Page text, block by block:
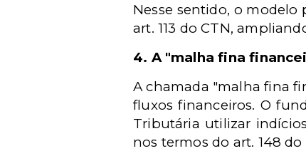
Nesse sentido, o
art. 113 do CTN,
4. A "malha fina
A chamada "malha fina
fluxos financeiros. O
Tributária utilizar
nos termos do art. 148 do